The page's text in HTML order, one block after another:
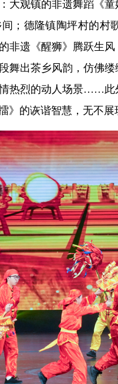
大观镇的非遗舞蹈《
；德隆镇陶坪村的村
非遗《醒狮》腾跃生
舞出茶乡风韵，仿佛
热烈的动人场景……
》的诙谐智慧，无不